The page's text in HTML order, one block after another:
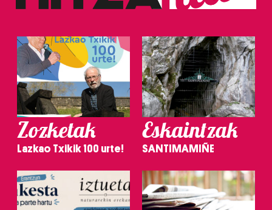
Zozketak
Lazkao Txikik 100 urte!
Eskaintzak
SANTIMAMIÑE